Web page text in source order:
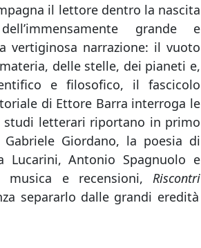
il lettore dentro la nascita
grande e
vertiginosa narrazione: il vuoto
delle stelle, dei pianeti e,
e filosofico, il fascicolo
di Ettore Barra interroga le
letterari riportano in primo
Giordano, la poesia di
Lucarini, Antonio Spagnuolo e
musica e recensioni, Riscontri
separarlo dalle grandi eredità